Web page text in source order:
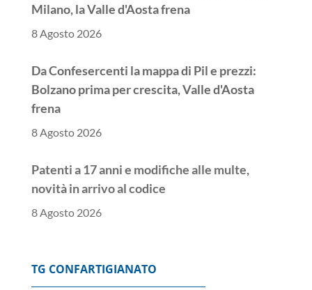
Milano, la Valle d'Aosta frena
8 Agosto 2026
Da Confesercenti la mappa di Pil e prezzi:
Bolzano prima per crescita, Valle d'Aosta
frena
8 Agosto 2026
Patenti a 17 anni e modifiche alle multe,
novità in arrivo al codice
8 Agosto 2026
TG CONFARTIGIANATO